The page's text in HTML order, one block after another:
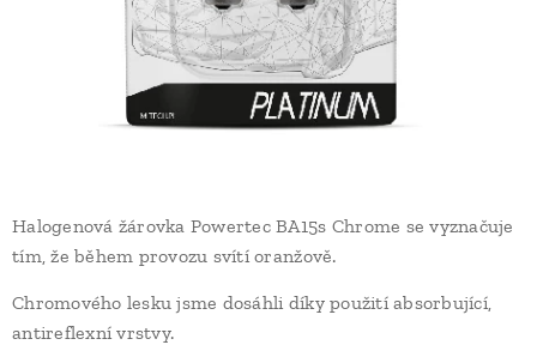
Halogenová žárovka Powertec BA15s Chrome se vyznačuje
tím, že během provozu svítí oranžově.
Chromového lesku jsme dosáhli díky použití absorbující,
antireflexní vrstvy.